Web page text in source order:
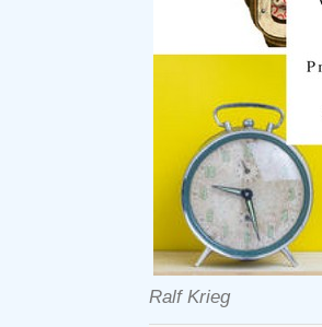
Ralf Krieg